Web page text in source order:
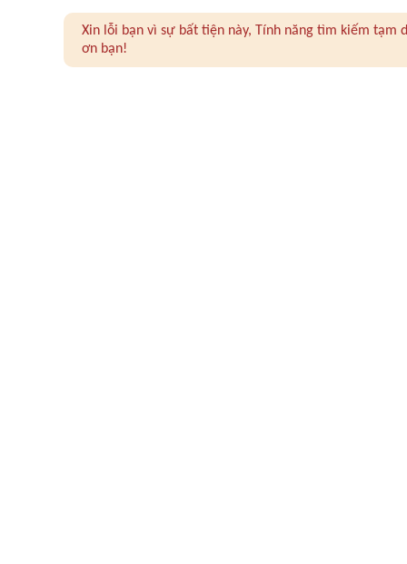
Xin lỗi bạn vì sự bất tiện này, Tính năng tìm kiếm
ơn bạn!